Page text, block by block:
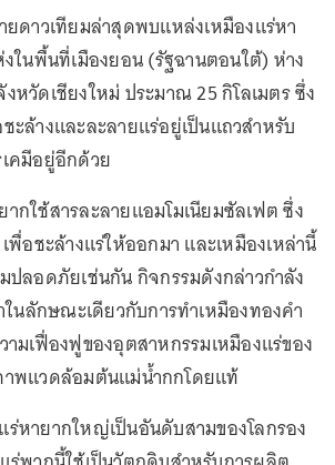
ยดาวเทียมล่าสุดพบแหล่งเหมืองแร่หา
ในพื้นที่เมืองยอน (รัฐฉานตอนใต้) ห่าง
หวัดเชียงใหม่ ประมาณ 25 กิโลเมตร ซึ่ง
ะล้างและละลายแร่อยู่เป็นแถวสำหรับ
คมีอยู่อีกด้วย
กใช้สารละลายแอมโมเนียมซัลเฟต ซึ่ง
พื่อชะล้างแร่ให้ออกมา และเหมืองเหล่านี้
ปลอดภัยเช่นกัน กิจกรรมดังกล่าวกำลัง
นลักษณะเดียวกับการทำเหมืองทองคำ
ามเฟื่องฟูของอุตสาหกรรมเหมืองแร่ของ
พแวดล้อมต้นแม่น้ำกกโดยแท้
หายากใหญ่เป็นอันดับสามของโลกรอง